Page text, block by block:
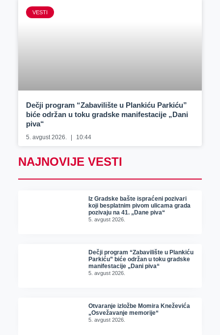
VESTI
Dečji program “Zabavilište u Plankiću Parkiću”
biće održan u toku gradske manifestacije „Dani
piva“
5. avgust 2026. 10:44
NAJNOVIJE VESTI
Iz Gradske bašte ispraćeni pozivari
koji besplatnim pivom ulicama grada
pozivaju na 41. „Dane piva“
5. avgust 2026.
Dečji program “Zabavilište u Plankiću
Parkiću” biće održan u toku gradske
manifestacije „Dani piva“
5. avgust 2026.
Otvaranje izložbe Momira Kneževića
„Osvežavanje memorije“
5. avgust 2026.